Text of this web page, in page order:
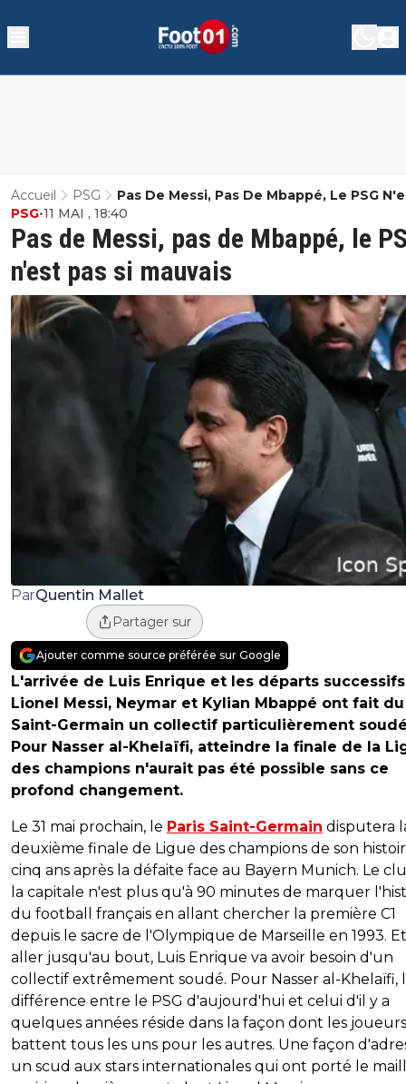
Accueil PSG
Pas De Messi, Pas De Mbappé, Le PSG
Si Mauvais
Pas de Messi, pas de Mbappé, le
n'est pas si mauvais
PSG•11 MAI , 18:40
ParQuentin Mallet
Partager sur
Ajouter comme source préférée sur Google
L'arrivée de Luis Enrique et les départs
Lionel Messi, Neymar et Kylian Mbappé ont fait du
Saint-Germain un collectif particulièrement
Pour Nasser al-Khelaïfi, atteindre la finale de la
des champions n'aurait pas été possible sans ce
profond changement.
Le 31 mai prochain, le Paris Saint-Germain disputera
deuxième finale de Ligue des champions de son
cinq ans après la défaite face au Bayern Munich. Le
la capitale n'est plus qu'à 90 minutes de marquer
du football français en allant chercher la première C1
depuis le sacre de l'Olympique de Marseille en 1993.
aller jusqu'au bout, Luis Enrique va avoir besoin d'un
collectif extrêmement soudé. Pour Nasser al-Khelaïfi,
différence entre le PSG d'aujourd'hui et celui d'il y a
quelques années réside dans la façon dont les
battent tous les uns pour les autres. Une façon
un scud aux stars internationales qui ont porté le